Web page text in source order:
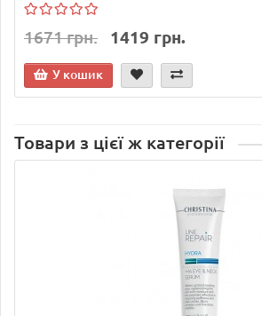
1671 грн. 1419 грн.
У кошик
Товари з цієї ж категорії